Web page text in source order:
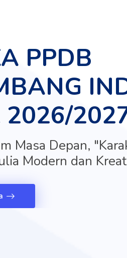
PPDB
2026/
Masa Depan,
Modern dan